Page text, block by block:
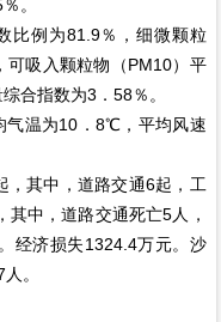
。
比例为81.9％，细微颗粒
可吸入颗粒物（PM10）平
合指数为3．58％。
气温为10．8℃，平均风速
，其中，道路交通6起，工
中，道路交通死亡5人，
经济损失1324.4万元。沙
。